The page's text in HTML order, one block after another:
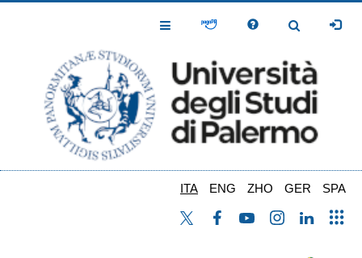
Toggle
Toggle
ITA ENG ZHO GER SPA